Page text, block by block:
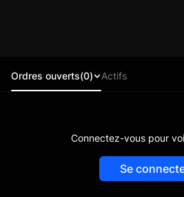
Ordres ouverts(0) Actifs
Connectez-vous pour
Se